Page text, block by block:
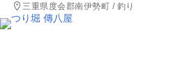
三重県度会郡南伊勢町 / 釣り